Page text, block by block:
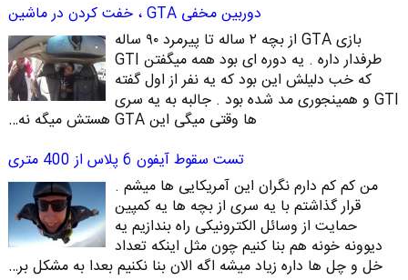
دوربین مخفی GTA ، خفت کردن در ماشین
بازی GTA از بچه ۲ ساله تا پیرمرد ۹۰ ساله
طرفدار داره . یه دوره ای بود همه میگفتن GTI
که خب دلیلش این بود که یه نفر از اول گفته
GTI و همینجوری مد شده بود . جالبه به یه سری
ها وقتی میگی این GTA هستش میگه نه…
تست سقوط آیفون 6 پلاس از 400 متری
من کم کم دارم نگران این آمریکایی ها میشم .
قرار گذاشتم با یه سری از بچه ها یه کمپین
حمایت از وسائل الکترونیکی راه بندازیم یه
دیوونه خونه هم بنا کنیم چون مثل اینکه تعداد
خل و چل ها داره زیاد میشه اگه الان بنا نکنیم بعدا به مشکل بر…